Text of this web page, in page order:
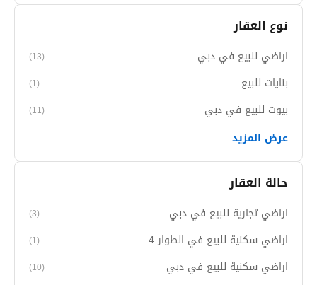
نوع العقار
اراضي للبيع في دبي (13)
بنايات للبيع (1)
بيوت للبيع في دبي (11)
عرض المزيد
حالة العقار
اراضي تجارية للبيع في دبي (3)
اراضي سكنية للبيع في الطوار 4 (1)
اراضي سكنية للبيع في دبي (10)